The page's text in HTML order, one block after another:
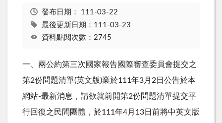
發布日期： 111-03-22
最後更新日期：111-03-23
資料點閱次數：2745
一、兩公約第三次國家報告國際審查委員會提交之
第2份問題清單(英文版)業於111年3月2日公告於本
網站-最新消息，請欲就前開第2份問題清單提交平
行回復之民間團體，於111年4月13日前將中英文版